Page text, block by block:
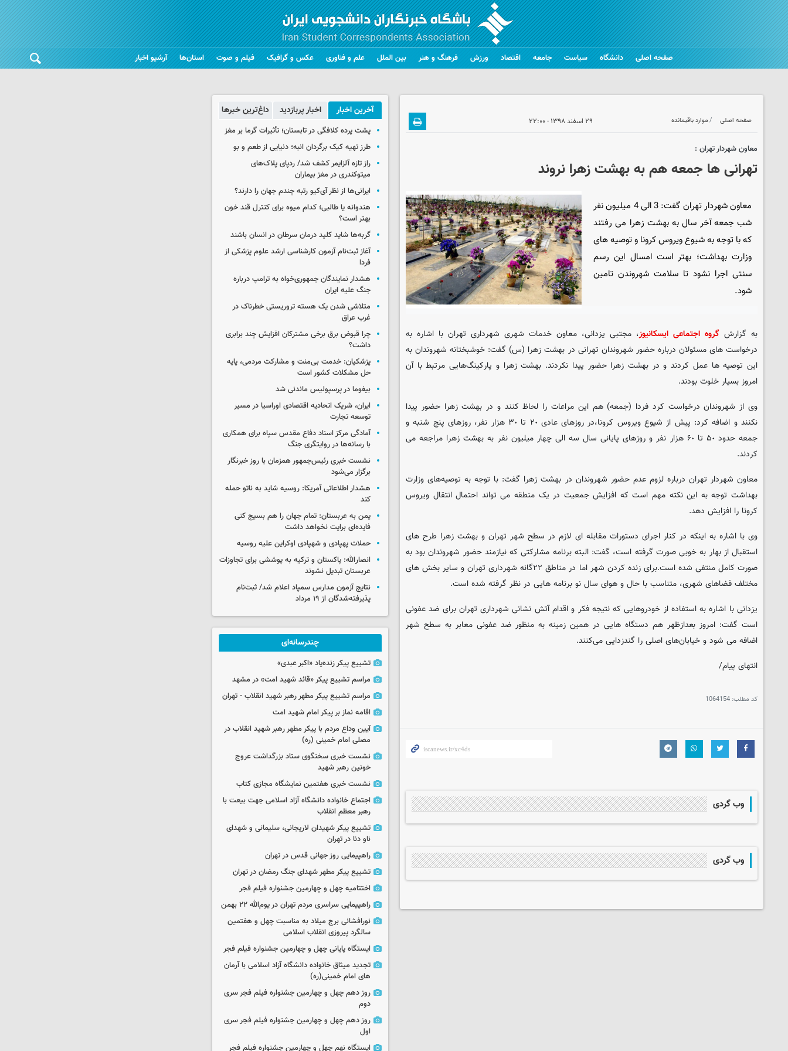
صفحه اصلی دانشگاه سیاست جامعه اقتصاد ورزش فرهنگ و هنر بین الملل علم و فناوری عکس و گرافیک فیلم و صوت استان‌ها آرشیو اخبار
صفحه اصلی موارد باقیمانده ۲۹ اسفند ۱۳۹۸ - ۲۲:۰۰
معاون شهردار تهران :
تهرانی ها جمعه هم به بهشت زهرا نروند
معاون شهردار تهران گفت: 3 الی 4 میلیون نفر
شب جمعه آخر سال به بهشت زهرا می رفتند
که با توجه به شیوع ویروس کرونا و توصیه های
وزارت بهداشت؛ بهتر است امسال این رسم
سنتی اجرا نشود تا سلامت شهروندن تامین
شود.
به گزارشگروه اجتماعی ایسکانیوز، مجتبی یزدانی، معاون خدمات شهری شهرداری تهران با اشاره به
درخواست های مسئولان درباره حضور شهروندان تهرانی در بهشت زهرا (س) گفت: خوشبختانه شهروندان به
این توصیه ها عمل کردند و در بهشت زهرا حضور پیدا نکردند. بهشت زهرا و پارکینگ‌هایی مرتبط با آن
امروز بسیار خلوت بودند.
وی از شهروندان درخواست کرد فردا (جمعه) هم این مراعات را لحاظ کنند و در بهشت زهرا حضور پیدا
نکنند و اضافه کرد: پیش از شیوع ویروس کرونا،در روزهای عادی ٢٠ تا ٣٠ هزار نفر، روزهای پنج شنبه و
جمعه حدود ۵٠ تا ۶٠ هزار نفر و روزهای پایانی سال سه الی چهار میلیون نفر به بهشت زهرا مراجعه می
کردند.
معاون شهردار تهران درباره لزوم عدم حضور شهروندان در بهشت زهرا گفت: با توجه به توصیه‌های وزارت
بهداشت توجه به این نکته مهم است که افزایش جمعیت در یک منطقه می تواند احتمال انتقال ویروس
کرونا را افزایش دهد.
وی با اشاره به اینکه در کنار اجرای دستورات مقابله ای لازم در سطح شهر تهران و بهشت زهرا طرح های
استقبال از بهار به خوبی صورت گرفته است، گفت: البته برنامه مشارکتی که نیازمند حضور شهروندان بود به
صورت کامل منتفی شده است.برای زنده کردن شهر اما در مناطق ٢٢گانه شهرداری تهران و سایر بخش های
مختلف فضاهای شهری، متناسب با حال و هوای سال نو برنامه هایی در نظر گرفته شده است.
یزدانی با اشاره به استفاده از خودروهایی که نتیجه فکر و اقدام آتش نشانی شهرداری تهران برای ضد عفونی
است گفت: امروز بعدازظهر هم دستگاه ‌هایی در همین زمینه به منظور ضد عفونی معابر به سطح شهر
اضافه می شود و خیابان‌های اصلی را گندزدایی می‌کنند.
انتهای پیام/
کد مطلب: 1064154
وب گردی
وب گردی
آخرین اخبار اخبار پربازدید داغ‌ترین خبرها
پشت پرده کلافگی در تابستان؛ تأثیرات گرما بر مغز
طرز تهیه کیک برگردان انبه؛ دنیایی از طعم و بو
راز تازه آلزایمر کشف شد/ ردپای پلاک‌های
میتوکندری در مغز بیماران
ایرانی‌ها از نظر آی‌کیو رتبه چندم جهان را دارند؟
هندوانه یا طالبی؛ کدام‌ میوه برای کنترل قند خون
بهتر است؟
گربه‌ها شاید کلید درمان سرطان در انسان باشند
آغاز ثبت‌نام‌ آزمون کارشناسی ارشد علوم پزشکی از
فردا
هشدار نمایندگان جمهوری‌خواه به ترامپ درباره
جنگ علیه ایران
متلاشی شدن یک هسته تروریستی خطرناک در
غرب عراق
چرا قبوض برق برخی مشترکان افزایش چند برابری
داشت؟
پزشکیان: خدمت بی‌منت و مشارکت مردمی، پایه
حل مشکلات کشور است
بیفوما در پرسپولیس ماندنی شد
ایران، شریک اتحادیه اقتصادی اوراسیا در مسیر
توسعه تجارت
آمادگی مرکز اسناد دفاع مقدس سپاه برای همکاری
با رسانه‌ها در روایتگری جنگ
نشست خبری رئیس‌جمهور همزمان با روز خبرنگار
برگزار می‌شود
هشدار اطلاعاتی آمریکا: روسیه شاید به ناتو حمله
کند
یمن به عربستان: تمام جهان را هم بسیج کنی
فایده‌ای برایت نخواهد داشت
حملات پهپادی و شهپادی اوکراین علیه روسیه
انصارالله: پاکستان و ترکیه به پوششی برای تجاوزات
عربستان تبدیل نشوند
نتایج آزمون مدارس سمپاد اعلام شد/ ثبت‌نام
پذیرفته‌شدگان از ۱۹ مرداد
چندرسانه‌ای
تشییع پیکر زنده‌یاد «اکبر عبدی»
مراسم تشییع پیکر «قائد شهید امت» در مشهد
مراسم تشییع پیکر مطهر رهبر شهید انقلاب - تهران
اقامه نماز بر پیکر امام شهید امت
آیین وداع مردم با پیکر مطهر رهبر شهید انقلاب در
مصلی امام خمینی (ره)
نشست خبری سخنگوی ستاد بزرگداشت عروج
خونین رهبر شهید
نشست خبری هفتمین نمایشگاه مجازی کتاب
اجتماع خانواده دانشگاه آزاد اسلامی جهت بیعت با
رهبر معظم انقلاب
تشییع پیکر شهیدان لاریجانی، سلیمانی و شهدای
ناو دنا در تهران
راهپیمایی روز جهانی قدس در تهران
تشییع پیکر مطهر شهدای جنگ رمضان در تهران
اختتامیه چهل و چهارمین جشنواره فیلم فجر
راهپیمایی سراسری مردم تهران در یوم‌الله ۲۲ بهمن
نورافشانی برج میلاد به مناسبت چهل‌ و هفتمین
سالگرد پیروزی انقلاب اسلامی
ایستگاه پایانی چهل و چهارمین جشنواره فیلم فجر
تجدید میثاق خانواده دانشگاه آزاد اسلامی با آرمان
های امام خمینی(ره)
روز دهم چهل و چهارمین جشنواره فیلم فجر سری
دوم
روز دهم چهل و چهارمین جشنواره فیلم فجر سری
اول
ایستگاه نهم چهل و چهارمین جشنواره فیلم فجر